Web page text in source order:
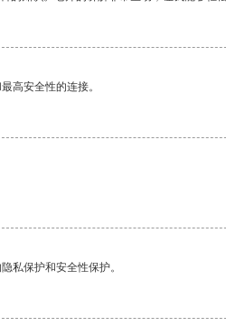
高安全性的连接。
私保护和安全性保护。